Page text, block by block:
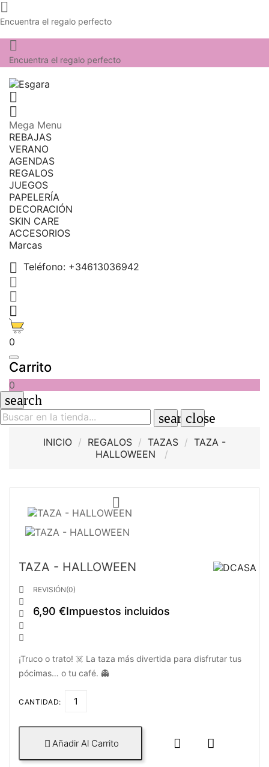

Encuentra el regalo perfecto

Encuentra el regalo perfecto


Mega Menu
REBAJAS
VERANO
AGENDAS
REGALOS
JUEGOS
PAPELERÍA
DECORACIÓN
SKIN CARE
ACCESORIOS
Marcas
 Teléfono: +34613036942



0
Carrito
0
search
searchclose
INICIO REGALOS TAZAS
TAZA -
HALLOWEEN

TAZA - HALLOWEEN





REVISIÓN(0)
6,90 €Impuestos incluidos
¡Truco o trato! ☠️ La taza más divertida para disfrutar tus
pócimas… o tu café. 👻
CANTIDAD:
 Añadir Al Carrito  